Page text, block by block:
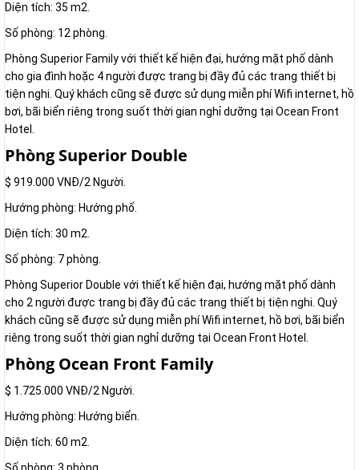
Diện tích: 35 m2.
Số phòng: 12 phòng.
Phòng Superior Family với thiết kế hiện đại, hướng mặt phố dành
cho gia đình hoặc 4 người được trang bị đầy đủ các trang thiết bị
tiện nghi. Quý khách cũng sẽ được sử dụng miễn phí Wifi internet, hồ
bơi, bãi biển riêng trong suốt thời gian nghỉ dưỡng tại Ocean Front
Hotel.
Phòng Superior Double
$ 919.000 VNĐ/2 Người.
Hướng phòng: Hướng phố.
Diện tích: 30 m2.
Số phòng: 7 phòng.
Phòng Superior Double với thiết kế hiện đại, hướng mặt phố dành
cho 2 người được trang bị đầy đủ các trang thiết bị tiện nghi. Quý
khách cũng sẽ được sử dụng miễn phí Wifi internet, hồ bơi, bãi biển
riêng trong suốt thời gian nghỉ dưỡng tại Ocean Front Hotel.
Phòng Ocean Front Family
$ 1.725.000 VNĐ/2 Người.
Hướng phòng: Hướng biển.
Diện tích: 60 m2.